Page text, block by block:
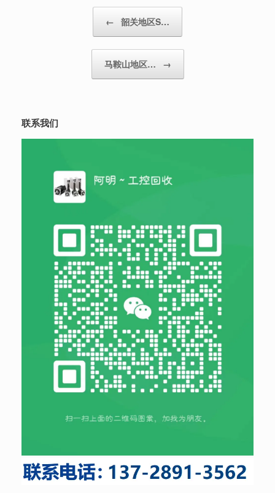
← 韶关地区S…
马鞍山地区… →
联系我们